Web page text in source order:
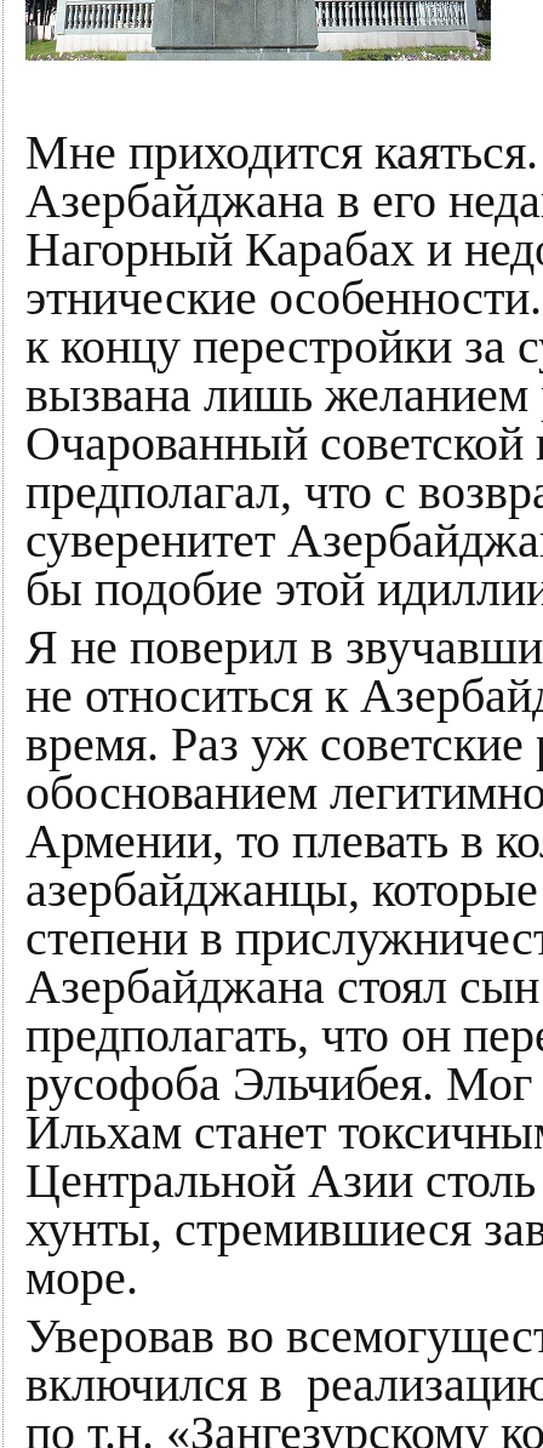
Мне приходится
Азербайджана в его
Нагорный Карабах и
этнические
к концу перестройки
вызвана лишь желанием
Очарованный советской
предполагал, что с
суверенитет
бы подобие этой
Я не поверил в
не относиться к
время. Раз уж
обоснованием
Армении, то плевать в
азербайджанцы,
степени в
Азербайджана стоял
предполагать, что он
русофоба Эльчибея. Мог
Ильхам станет
Центральной Азии
хунты, стремившиеся
море.
Уверовав во
включился в
по т.н. «Зангезурскому